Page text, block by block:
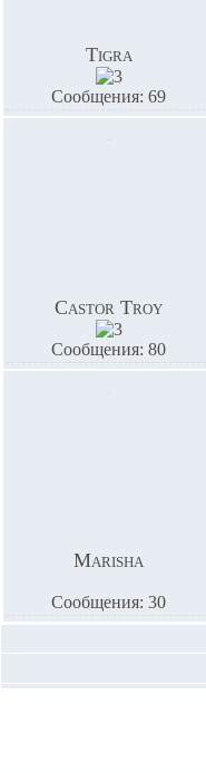
Tigra
Сообщения: 69
Castor Troy
Сообщения: 80
Marisha
Сообщения: 30